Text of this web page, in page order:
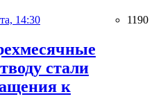
14:30 1190
стали
к